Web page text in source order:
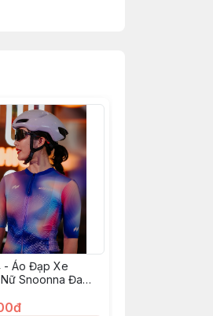
- Áo Đạp Xe
Snoonna Đa